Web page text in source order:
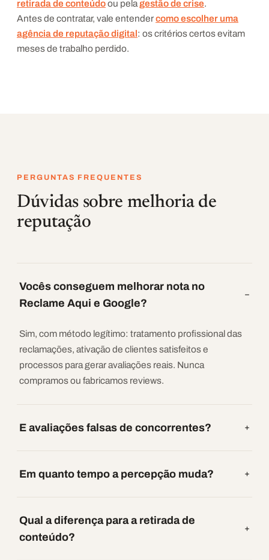
retirada de conteúdoou pelagestão de crise.
Antes de contratar, vale entendercomo escolher uma
agência de reputação digital: os critérios certos evitam
meses de trabalho perdido.
PERGUNTAS FREQUENTES
Dúvidas sobre melhoria de
reputação
Vocês conseguem melhorar nota no
Reclame Aqui e Google?
Sim, com método legítimo: tratamento profissional das
reclamações, ativação de clientes satisfeitos e
processos para gerar avaliações reais. Nunca
compramos ou fabricamos reviews.
E avaliações falsas de concorrentes?
Em quanto tempo a percepção muda?
Qual a diferença para a retirada de
conteúdo?